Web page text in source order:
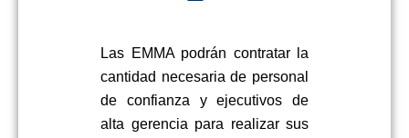
Las EMMApodrán contratar la
cantidad necesaria de personal
de confianza y ejecutivos de
alta gerencia para realizar sus